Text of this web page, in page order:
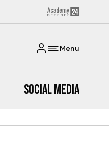
Menu
Social media